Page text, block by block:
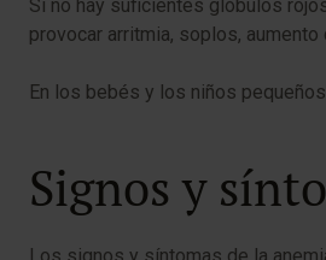
Si no hay suficientes glóbulos
provocar arritmia, soplos,
En los bebés y los niños
Signos y